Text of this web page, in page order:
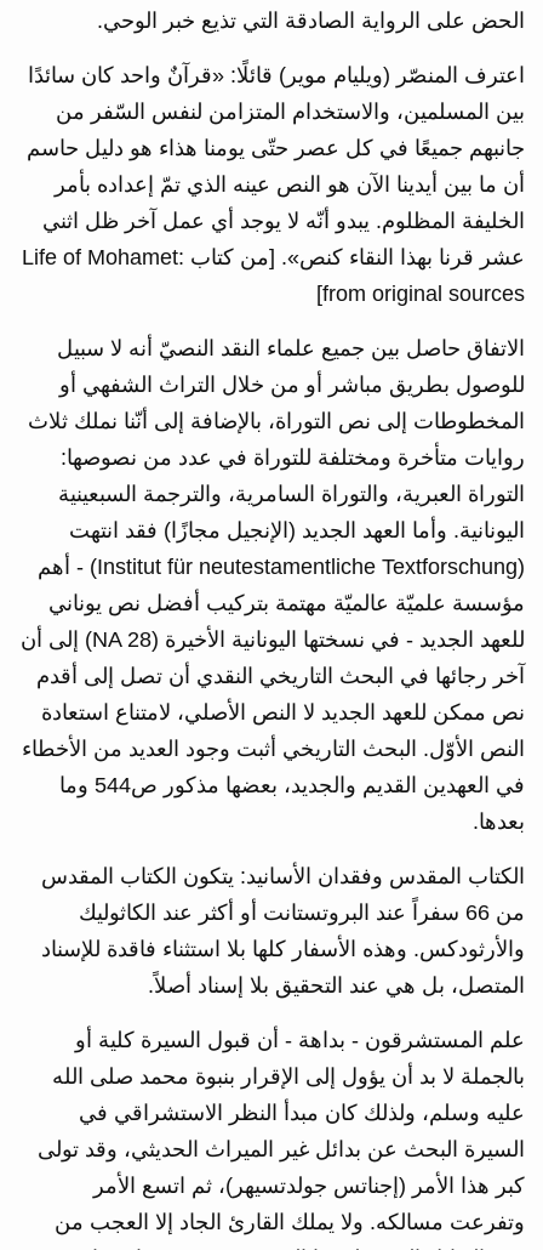
الحض على الرواية الصادقة التي تذيع خبر الوحي.
اعترف المنصّر (ويليام موير) قائلًا: «قرآنٌ واحد كان سائدًا
بين المسلمين، والاستخدام المتزامن لنفس السّفر من
جانبهم جميعًا في كل عصر حتّى يومنا هذاء هو دليل حاسم
أن ما بين أيدينا الآن هو النص عينه الذي تمّ إعداده بأمر
الخليفة المظلوم. يبدو أنّه لا يوجد أي عمل آخر ظل اثني
عشر قرنا بهذا النقاء كنص». [من كتاب Life of Mohamet:
from original sources]
الاتفاق حاصل بين جميع علماء النقد النصيّ أنه لا سبيل
للوصول بطريق مباشر أو من خلال التراث الشفهي أو
المخطوطات إلى نص التوراة، بالإضافة إلى أنّنا نملك ثلاث
روايات متأخرة ومختلفة للتوراة في عدد من نصوصها:
التوراة العبرية، والتوراة السامرية، والترجمة السبعينية
اليونانية. وأما العهد الجديد (الإنجيل مجازًا) فقد انتهت
(Institut für neutestamentliche Textforschung) - أهم
مؤسسة علميّة عالميّة مهتمة بتركيب أفضل نص يوناني
للعهد الجديد ‏- في نسختها اليونانية الأخيرة (NA 28) إلى أن
آخر رجائها في البحث التاريخي النقدي أن تصل إلى أقدم
نص ممكن للعهد الجديد لا النص الأصلي، لامتناع استعادة
النص الأوّل. البحث التاريخي أثبت وجود العديد من الأخطاء
في العهدين القديم والجديد، بعضها مذكور ص544 وما
بعدها.
الكتاب المقدس وفقدان الأسانيد: يتكون الكتاب المقدس
من 66 سفراً عند البروتستانت أو أكثر عند الكاثوليك
والأرثودكس. وهذه الأسفار كلها بلا استثناء فاقدة للإسناد
المتصل، بل هي عند التحقيق بلا إسناد أصلاً.
علم المستشرقون - بداهة - أن قبول السيرة كلية أو
بالجملة لا بد أن يؤول إلى الإقرار بنبوة محمد صلى الله
عليه وسلم، ولذلك كان مبدأ النظر الاستشراقي في
السيرة البحث عن بدائل غير الميراث الحديثي، وقد تولى
كبر هذا الأمر (إجناتس جولدتسيهر)، ثم اتسع الأمر
وتفرعت مسالكه. ولا يملك القارئ الجاد إلا العجب من